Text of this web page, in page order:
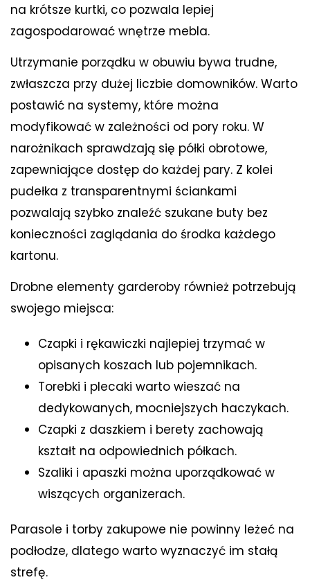
na krótsze kurtki, co pozwala lepiej
zagospodarować wnętrze mebla.
Utrzymanie porządku w obuwiu bywa trudne,
zwłaszcza przy dużej liczbie domowników. Warto
postawić na systemy, które można
modyfikować w zależności od pory roku. W
narożnikach sprawdzają się półki obrotowe,
zapewniające dostęp do każdej pary. Z kolei
pudełka z transparentnymi ściankami
pozwalają szybko znaleźć szukane buty bez
konieczności zaglądania do środka każdego
kartonu.
Drobne elementy garderoby również potrzebują
swojego miejsca:
Czapki i rękawiczki najlepiej trzymać w
opisanych koszach lub pojemnikach.
Torebki i plecaki warto wieszać na
dedykowanych, mocniejszych haczykach.
Czapki z daszkiem i berety zachowają
kształt na odpowiednich półkach.
Szaliki i apaszki można uporządkować w
wiszących organizerach.
Parasole i torby zakupowe nie powinny leżeć na
podłodze, dlatego warto wyznaczyć im stałą
strefę.